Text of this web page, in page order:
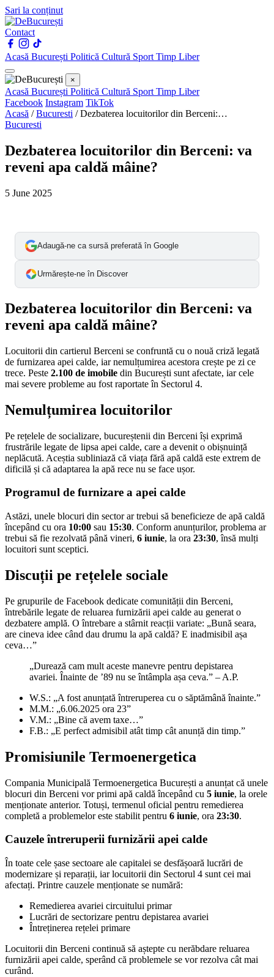
Sari la conținut
Contact
Acasă București Politică Cultură Sport Timp Liber
×
Acasă București Politică Cultură Sport Timp Liber
Facebook Instagram TikTok
Acasă /Bucuresti /Dezbaterea locuitorilor din Berceni:…
Bucuresti
Dezbaterea locuitorilor din Berceni: va
reveni apa caldă mâine?
5 June 2025
Adaugă-ne ca sursă preferată în Google
Urmărește-ne în Discover
Dezbaterea locuitorilor din Berceni: va
reveni apa caldă mâine?
Locuitorii din cartierul Berceni se confruntă cu o nouă criză legată
de furnizarea apei calde, iar nemulțumirea acestora crește pe zi ce
trece. Peste 2.100 de imobile din București sunt afectate, iar cele
mai severe probleme au fost raportate în Sectorul 4.
Nemulțumirea locuitorilor
Pe rețelele de socializare, bucureștenii din Berceni își exprimă
frustrările legate de lipsa apei calde, care a devenit o obișnuință
neplăcută. Aceștia subliniază că viața fără apă caldă este extrem de
dificilă și că adaptarea la apă rece nu se face ușor.
Programul de furnizare a apei calde
Astăzi, unele blocuri din sector ar trebui să beneficieze de apă caldă
începând cu ora 10:00 sau 15:30. Conform anunțurilor, problema ar
trebui să fie rezolvată până vineri, 6 iunie, la ora 23:30, însă mulți
locuitori sunt sceptici.
Discuții pe rețelele sociale
Pe grupurile de Facebook dedicate comunității din Berceni,
întrebările legate de reluarea furnizării apei calde au generat o
dezbatere amplă. O întrebare a stârnit reacții variate: „Bună seara,
are cineva idee când dau drumu la apă caldă? E inadmisibil așa
ceva…”
„Durează cam mult aceste manevre pentru depistarea
avariei. Înainte de ’89 nu se întâmpla așa ceva.” – A.P.
W.S.: „A fost anunțată întreruperea cu o săptămână înainte.”
M.M.: „6.06.2025 ora 23”
V.M.: „Bine că avem taxe…”
F.B.: „E perfect admisibil atât timp cât anunță din timp.”
Promisiunile Termoenergetica
Compania Municipală Termoenergetica București a anunțat că unele
blocuri din Berceni vor primi apă caldă începând cu 5 iunie, la orele
menționate anterior. Totuși, termenul oficial pentru remedierea
completă a problemelor este stabilit pentru 6 iunie, ora 23:30.
Cauzele întreruperii furnizării apei calde
În toate cele șase sectoare ale capitalei se desfășoară lucrări de
modernizare și reparații, iar locuitorii din Sectorul 4 sunt cei mai
afectați. Printre cauzele menționate se numără:
Remedierea avariei circuitului primar
Lucrări de sectorizare pentru depistarea avariei
Întreținerea rețelei primare
Locuitorii din Berceni continuă să aștepte cu nerăbdare reluarea
furnizării apei calde, sperând că problemele se vor rezolva cât mai
curând.